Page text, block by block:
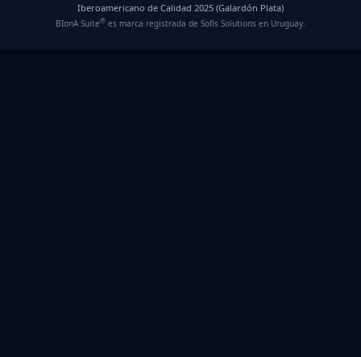
Iberoamericano de Calidad 2025 (Galardón Plata)
BIonA Suite® es marca registrada de Sofis Solutions en Uruguay.